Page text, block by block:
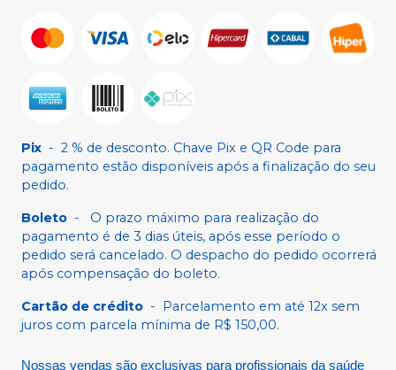
Pix - 2 % de desconto. Chave Pix e QR Code para
pagamento estão disponíveis após a finalização do seu
pedido.
Boleto -
O prazo máximo para realização do
pagamento é de 3 dias úteis, após esse período o
pedido será cancelado. O despacho do pedido ocorrerá
após compensação do boleto.
Cartão de crédito - Parcelamento em até 12x sem
juros com parcela mínima de R$ 150,00.
Nossas vendas são exclusivas para profissionais da saúde